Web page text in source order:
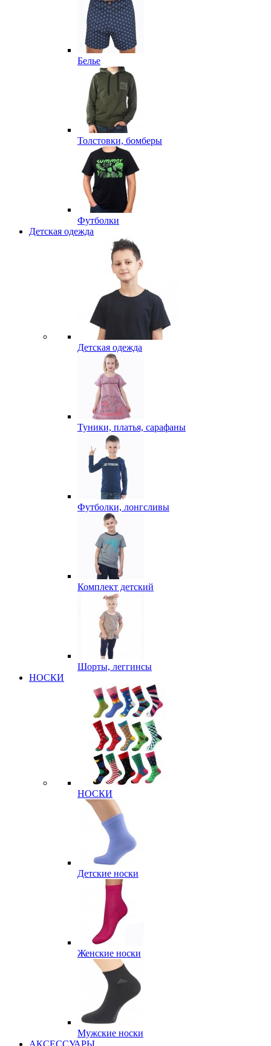
Белье
Толстовки, бомберы
Футболки
Детская одежда
Детская одежда
Туники, платья, сарафаны
Футболки, лонгсливы
Комплект детский
Шорты, леггинсы
НОСКИ
НОСКИ
Детские носки
Женские носки
Мужские носки
АКСЕССУАРЫ